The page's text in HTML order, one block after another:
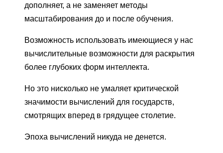
дополняет, а не заменяет методы
масштабирования до и после обучения.
Возможность использовать имеющиеся у нас
вычислительные возможности для раскрытия
более глубоких форм интеллекта.
Но это нисколько не умаляет критической
значимости вычислений для государств,
смотрящих вперед в грядущее столетие.
Эпоха вычислений никуда не денется.